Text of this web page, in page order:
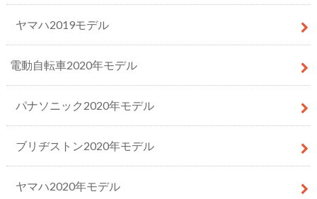
ヤマハ2019モデル
電動自転車2020年モデル
パナソニック2020年モデル
ブリヂストン2020年モデル
ヤマハ2020年モデル